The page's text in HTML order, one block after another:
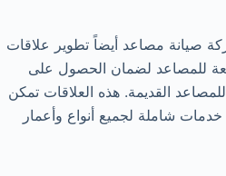
صيانة مصاعد أيضاً تطوير علاقات
للمصاعد لضمان الحصول على
القديمة. هذه العلاقات تمكن
شاملة لجميع أنواع وأعمار